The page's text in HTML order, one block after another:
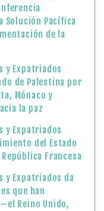
Solución Pacífica
de la
y Expatriados
de Palestina por
Mónaco y
la paz
y Expatriados
del Estado
Francesa
y Expatriados da
que han
Reino Unido,